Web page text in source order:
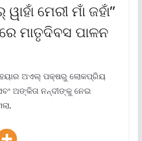
ମେରୀ ମାଁ ଜହାଁ”
ମାତୃଦିବସ ପାଳନ
ଅଏଲ୍ ପକ୍ଷରୁ ଲୋକପ୍ରିୟ
ଅଙ୍କିତା ନନ୍ଦୀଙ୍କୁ ନେଇ